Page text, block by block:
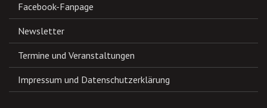
Facebook-Fanpage
Newsletter
Termine und Veranstaltungen
Impressum und Datenschutzerklärung